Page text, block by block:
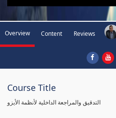
Overview Content Reviews
Course Title
التدقيق والمراجعة الداخلية لأنظمة الأيزو